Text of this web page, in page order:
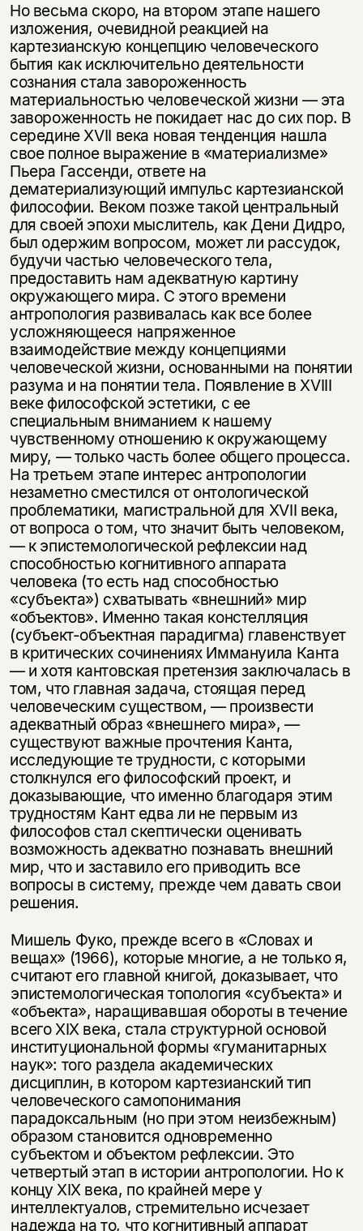
Но весьма скоро, на втором этапе нашего
изложения, очевидной реакцией на
картезианскую концепцию человеческого
бытия как исключительно дея­тельности
сознания стала завороженность
материальностью человеческой жизни — эта
завороженность не покидает нас до сих пор. В
середине XVII века новая тенденция нашла
свое полное выражение в «материализме»
Пьера Гассенди, ответе на
дематериализующий импульс картезианской
философии. Ве­ком позже такой центральный
для своей эпохи мыслитель, как Дени Дидро,
был одержим вопросом, может ли рассудок,
будучи частью человеческого тела,
предоставить нам адекватную картину
окружающего мира. С этого вре­мени
антропология развивалась как все более
усложняющееся напряженное
взаимодействие между концепциями
человеческой жизни, основанными на понятии
разума и на понятии тела. Появление в XVIII
веке философской эстетики, с ее
специальным вниманием к нашему
чувственному отношению к окружающему
миру, — только часть более общего процесса.
На третьем этапе интерес антропологии
незаметно сместился от онтологической
пробле­матики, магистральной для XVII века,
от вопроса о том, что значит быть че­ловеком,
— к эпистемологической рефлексии над
способностью когнитивного аппарата
человека (то есть над способностью
«субъекта») схватывать «внеш­ний» мир
«объектов». Именно такая констелляция
(субъект-объектная пара­дигма) главенствует
в критических сочинениях Иммануила Канта
— и хотя кантовская претензия заключалась в
том, что главная задача, стоящая перед
человеческим существом, — произвести
адекватный образ «внешнего мира», —
существуют важные прочтения Канта,
исследующие те трудности, с которыми
столкнулся его философский проект, и
доказывающие, что именно благодаря этим
трудностям Кант едва ли не первым из
философов стал скептически оце­нивать
возможность адекватно познавать внешний
мир, что и заставило его приводить все
вопросы в систему, прежде чем давать свои
решения.
Мишель Фуко, прежде всего в «Словах и
вещах» (1966), которые многие, а не только я,
считают его главной книгой, доказывает, что
эпистемологиче­ская топология «субъекта» и
«объекта», наращивавшая обороты в течение
всего XIX века, стала структурной основой
институциональной формы «гу­манитарных
наук»: того раздела академических
дисциплин, в котором кар­тезианский тип
человеческого самопонимания
парадоксальным (но при этом неизбежным)
образом становится одновременно
субъектом и объектом реф­лексии. Это
четвертый этап в истории антропологии. Но к
концу XIX века, по крайней мере у
интеллектуалов, стремительно исчезает
надежда на то, что когнитивный аппарат
Подписка на рассылку
Раз в неделю мы отправляем рассылку
о книгах и событиях «НЛО».
За подписку дарим промокод на
скидку 15%
подписаться
Этой книги временно
нет в продаже.
Вы можете подписаться на
уведомления, и при поступлении книги
на склад получить письмо на указанный
электронный адрес.
подписаться
Эта книга
не предназначена для
несовершеннолетних
Скажите, пожалуйста,
да
нет, вернуться назад